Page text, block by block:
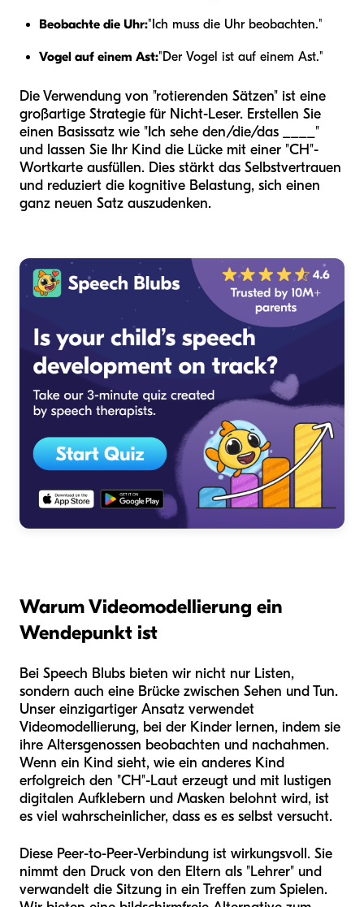
Beobachte die Uhr:"Ich muss die Uhr beobachten."
Vogel auf einem Ast:"Der Vogel ist auf einem Ast."
Die Verwendung von "rotierenden Sätzen" ist eine
großartige Strategie für Nicht-Leser. Erstellen Sie
einen Basissatz wie "Ich sehe den/die/das ____"
und lassen Sie Ihr Kind die Lücke mit einer "CH"-
Wortkarte ausfüllen. Dies stärkt das Selbstvertrauen
und reduziert die kognitive Belastung, sich einen
ganz neuen Satz auszudenken.
Warum Videomodellierung ein
Wendepunkt ist
Bei Speech Blubs bieten wir nicht nur Listen,
sondern auch eine Brücke zwischen Sehen und Tun.
Unser einzigartiger Ansatz verwendet
Videomodellierung, bei der Kinder lernen, indem sie
ihre Altersgenossen beobachten und nachahmen.
Wenn ein Kind sieht, wie ein anderes Kind
erfolgreich den "CH"-Laut erzeugt und mit lustigen
digitalen Aufklebern und Masken belohnt wird, ist
es viel wahrscheinlicher, dass es es selbst versucht.
Diese Peer-to-Peer-Verbindung ist wirkungsvoll. Sie
nimmt den Druck von den Eltern als "Lehrer" und
verwandelt die Sitzung in ein Treffen zum Spielen.